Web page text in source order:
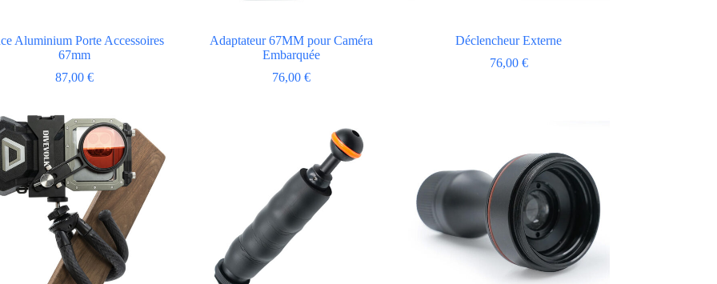
Aluminium Porte Accessoires
67mm
87,00 €
Adaptateur 67MM pour Caméra
Embarquée
76,00€
Déclencheur Externe
76,00 €